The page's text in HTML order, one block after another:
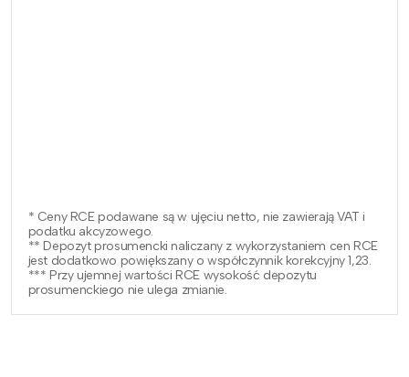
* Ceny RCE podawane są w ujęciu netto, nie zawierają VAT i
podatku akcyzowego.
** Depozyt prosumencki naliczany z wykorzystaniem cen RCE
jest dodatkowo powiększany o współczynnik korekcyjny 1,23.
*** Przy ujemnej wartości RCE wysokość depozytu
prosumenckiego nie ulega zmianie.